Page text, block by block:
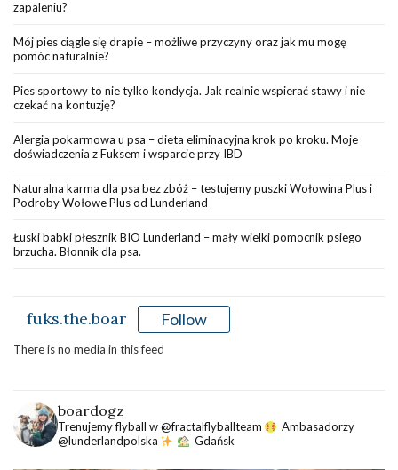
zapaleniu?
Mój pies ciągle się drapie – możliwe przyczyny oraz jak mu mogę
pomóc naturalnie?
Pies sportowy to nie tylko kondycja. Jak realnie wspierać stawy i nie
czekać na kontuzję?
Alergia pokarmowa u psa – dieta eliminacyjna krok po kroku. Moje
doświadczenia z Fuksem i wsparcie przy IBD
Naturalna karma dla psa bez zbóż – testujemy puszki Wołowina Plus i
Podroby Wołowe Plus od Lunderland
Łuski babki płesznik BIO Lunderland – mały wielki pomocnik psiego
brzucha. Błonnik dla psa.
fuks.the.boar Follow
There is no media in this feed
boardogz
Trenujemy flyball w @fractalflyballteam
Ambasadorzy
@lunderlandpolska
Gdańsk